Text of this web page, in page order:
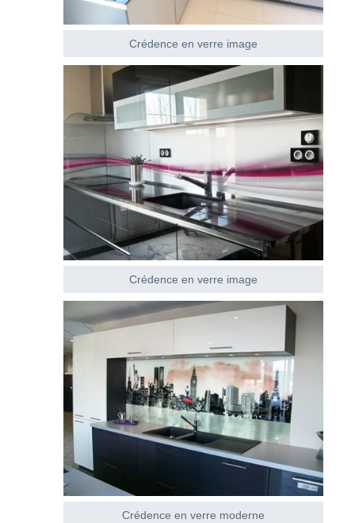
Crédence en verre image
Crédence en verre image
Crédence en verre moderne